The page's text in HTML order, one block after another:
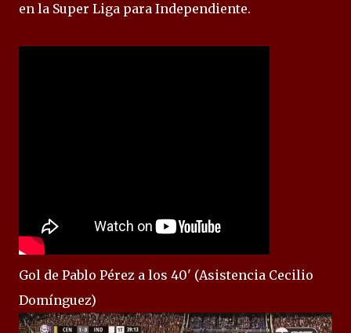
en la Super Liga para Independiente.
Gol de Pablo Pérez a los 40' (Asistencia Cecilio
Domínguez)